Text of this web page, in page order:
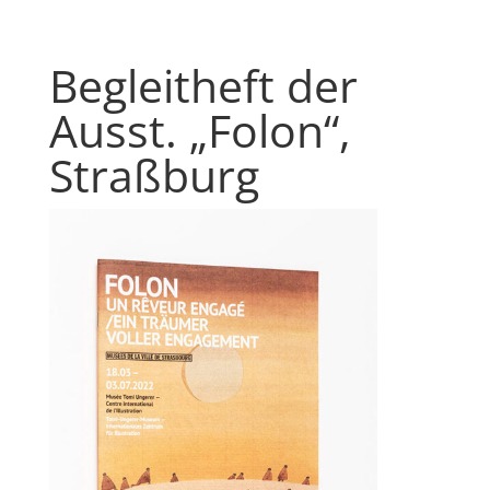
Begleitheft der
Ausst. „Folon“,
Straßburg